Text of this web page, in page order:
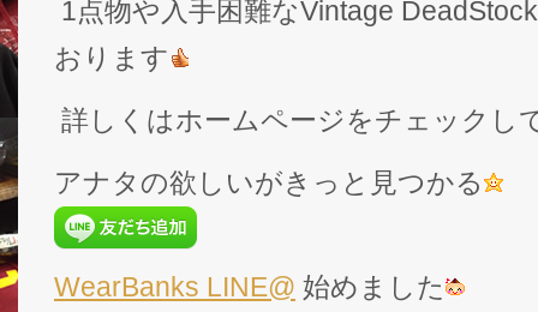
1点物や入手困難なVintage
おります
詳しくはホームページをチェックし
アナタの欲しいがきっと見つかる
WearBanks LINE@ 始めました